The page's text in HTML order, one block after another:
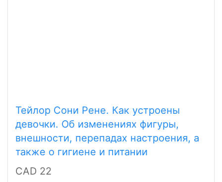
Тейлор Сони Рене. Как устроены
девочки. Об изменениях фигуры,
внешности, перепадах настроения, а
также о гигиене и питании
CAD 22